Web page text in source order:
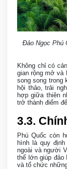
Đảo Ngọc Phú
Không chỉ có
gian rộng mở và
song song trong
hội thảo, trải
hợp giữa thiên
trở thành điểm
3.3.
Phú Quốc còn
hình là quy
ngoài và người
thế lớn giúp đảo
và tổ chức